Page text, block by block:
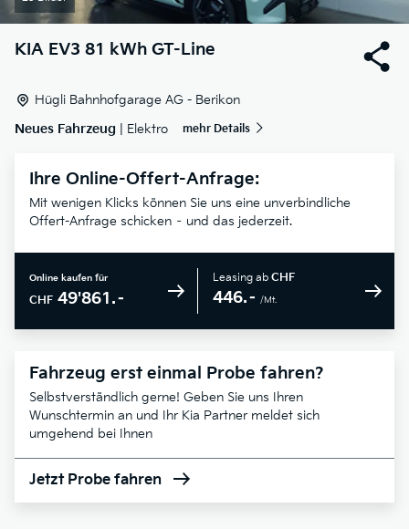
KIA EV3 81 kWh GT-Line
Hügli Bahnhofgarage AG - Berikon
Neues Fahrzeug | Elektro mehr Details
Ihre Online-Offert-Anfrage:
Mit wenigen Klicks können Sie uns eine unverbindliche
Offert-Anfrage schicken – und das jederzeit.
Online kaufen für
CHF 49'861.–
Leasing ab CHF
446.– /Mt.
Fahrzeug erst einmal Probe fahren?
Selbstverständlich gerne! Geben Sie uns Ihren
Wunschtermin an und Ihr Kia Partner meldet sich
umgehend bei Ihnen
Jetzt Probe fahren